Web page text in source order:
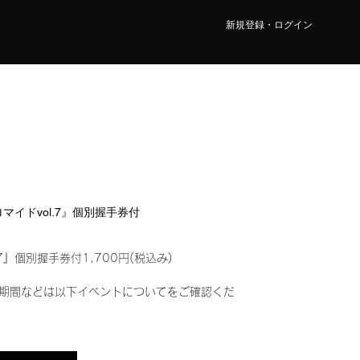
新規登録・ログイン
イドvol.7』個別握手券付
』個別握手券付1,700円(税込み)
間などは以下イベントについてをご確認くだ